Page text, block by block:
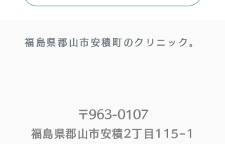
福島県郡山市安積町のクリニック。
〒963-0107
福島県郡山市安積2丁目115−1